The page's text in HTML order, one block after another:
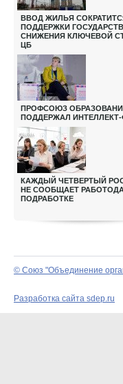
ВВОД ЖИЛЬЯ
ПОДДЕРЖКИ
СНИЖЕНИЯ КЛЮЧЕВОЙ
ЦБ
ПРОФСОЮЗ
ПОДДЕРЖАЛ
КАЖДЫЙ ЧЕТВЕРТЫЙ
НЕ СООБЩАЕТ
ПОДРАБОТКЕ
© Союз "Объединение
Разработка сайта sdep.ru